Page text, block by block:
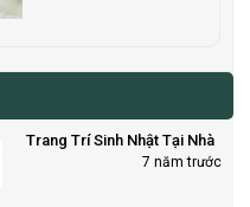
Trang Trí Sinh Nhật Tại Nhà
7 năm trước